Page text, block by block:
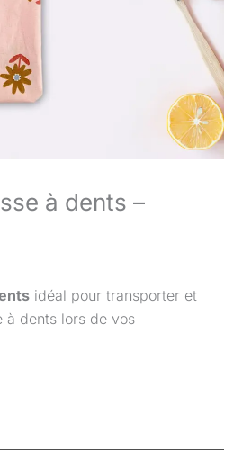
à dents –
idéal pour transporter et
à dents lors de vos